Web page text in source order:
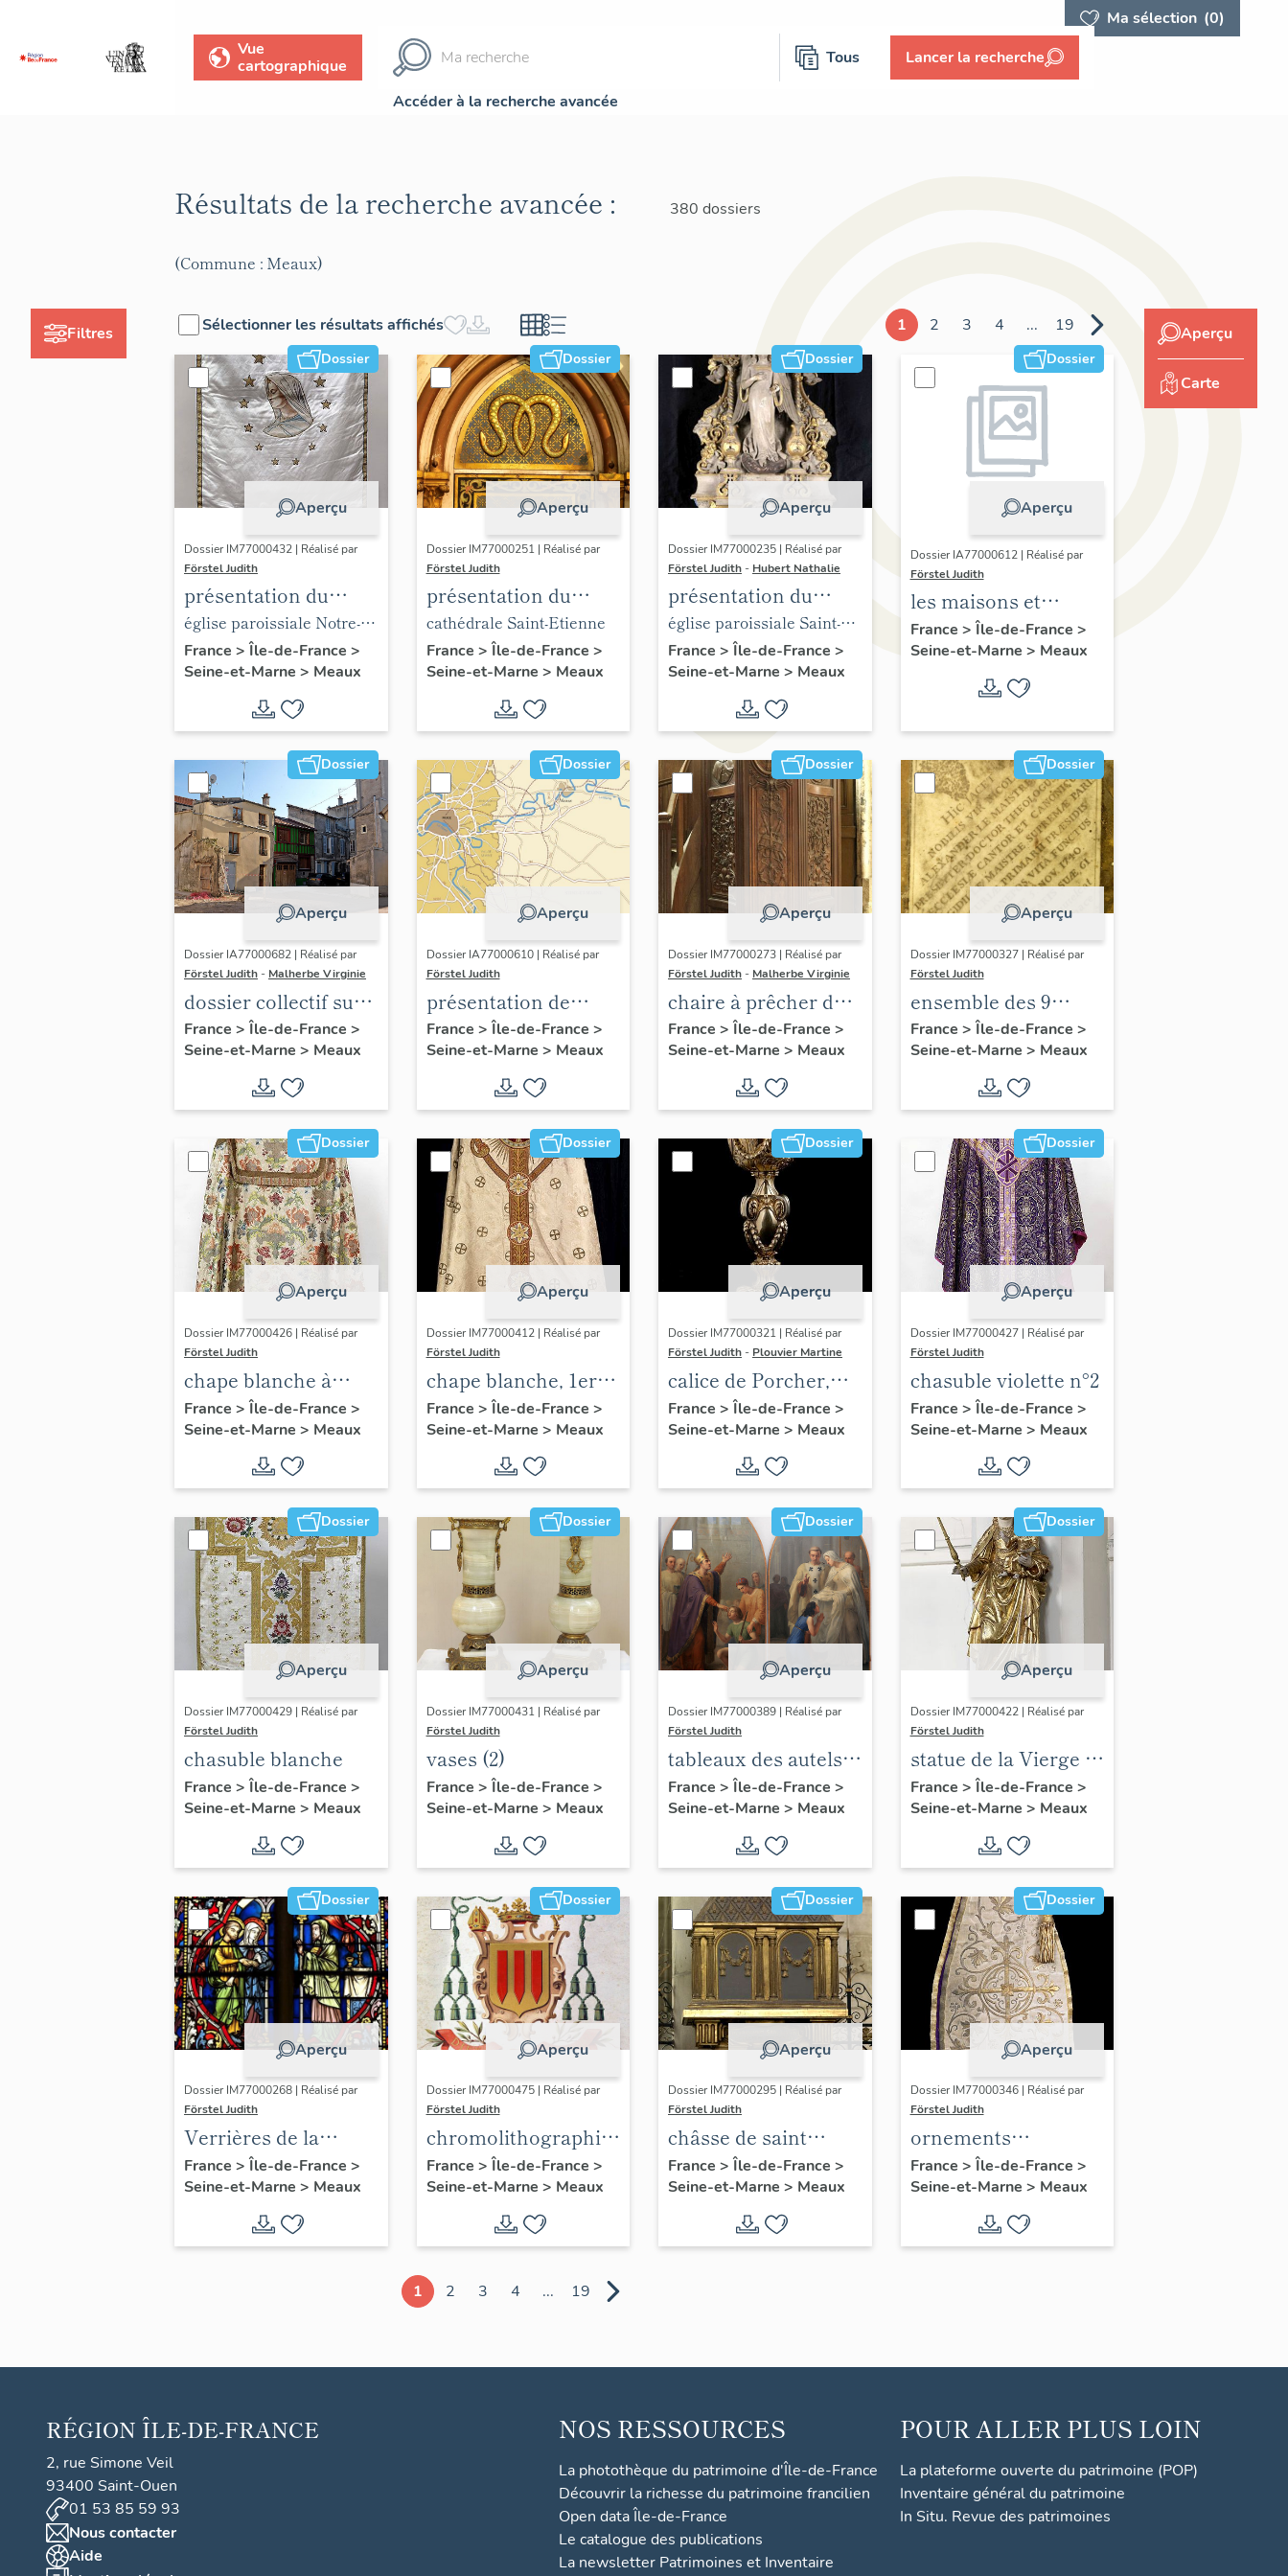
Ma sélection (0)
Vue
cartographique
Tous Lancer la recherche
Accéder à la recherche avancée
Filtres
Résultats de la recherche avancée : 380 dossiers
(Commune : Meaux)
Sélectionner les résultats affichés 1 2 3 4 ... 19
Dossier
Aperçu
Dossier IM77000432 | Réalisé par
Förstel Judith
présentation du
mobilier de l'église
paroissiale Notre-
Dame du Marché
église paroissiale Notre-
Dame du Marché
France > Île-de-France >
Seine-et-Marne > Meaux
Dossier
Aperçu
Dossier IM77000251 | Réalisé par
Förstel Judith
présentation du
mobilier de la
cathédrale de Meaux
cathédrale Saint-Etienne
France > Île-de-France >
Seine-et-Marne > Meaux
Dossier
Aperçu
Dossier IM77000235 | Réalisé par
Förstel Judith - Hubert Nathalie
présentation du
mobilier de l'église
Saint-Nicolas de
Meaux
église paroissiale Saint-
Nicolas de Meaux
France > Île-de-France >
Seine-et-Marne > Meaux
Dossier
Aperçu
Dossier IA77000612 | Réalisé par
Förstel Judith
les maisons et
immeubles de
Meaux
France > Île-de-France >
Seine-et-Marne > Meaux
Dossier
Aperçu
Dossier IA77000682 | Réalisé par
Förstel Judith - Malherbe Virginie
dossier collectif sur
les cours communes
du Faubourg Saint-
France > Île-de-France >
Seine-et-Marne > Meaux
Dossier
Aperçu
Dossier IA77000610 | Réalisé par
Förstel Judith
présentation de
l'étude du
patrimoine de
France > Île-de-France >
Seine-et-Marne > Meaux
Dossier
Aperçu
Dossier IM77000273 | Réalisé par
Förstel Judith - Malherbe Virginie
chaire à prêcher des
Trinitaires
France > Île-de-France >
Seine-et-Marne > Meaux
Dossier
Aperçu
Dossier IM77000327 | Réalisé par
Förstel Judith
ensemble des 9
dalles funéraires de
la 1ere chapelle sud
France > Île-de-France >
Seine-et-Marne > Meaux
Dossier
Aperçu
Dossier IM77000426 | Réalisé par
Förstel Judith
chape blanche à
fleurs
France > Île-de-France >
Seine-et-Marne > Meaux
Dossier
Aperçu
Dossier IM77000412 | Réalisé par
Förstel Judith
chape blanche, 1ere
moitié du 20e siècle
France > Île-de-France >
Seine-et-Marne > Meaux
Dossier
Aperçu
Dossier IM77000321 | Réalisé par
Förstel Judith - Plouvier Martine
calice de Porcher,
vers 1762
France > Île-de-France >
Seine-et-Marne > Meaux
Dossier
Aperçu
Dossier IM77000427 | Réalisé par
Förstel Judith
chasuble violette n°2
France > Île-de-France >
Seine-et-Marne > Meaux
Dossier
Aperçu
Dossier IM77000429 | Réalisé par
Förstel Judith
chasuble blanche
France > Île-de-France >
Seine-et-Marne > Meaux
Dossier
Aperçu
Dossier IM77000431 | Réalisé par
Förstel Judith
vases (2)
France > Île-de-France >
Seine-et-Marne > Meaux
Dossier
Aperçu
Dossier IM77000389 | Réalisé par
Förstel Judith
tableaux des autels
du jubé : sainte
Céline et saint Faron
France > Île-de-France >
Seine-et-Marne > Meaux
Dossier
Aperçu
Dossier IM77000422 | Réalisé par
Förstel Judith
statue de la Vierge à
l'Enfant
France > Île-de-France >
Seine-et-Marne > Meaux
Dossier
Aperçu
Dossier IM77000268 | Réalisé par
Förstel Judith
Verrières de la
chapelle axiale
France > Île-de-France >
Seine-et-Marne > Meaux
Dossier
Aperçu
Dossier IM77000475 | Réalisé par
Förstel Judith
chromolithographies
: armoiries d'évêques
et du pape Pie X
France > Île-de-France >
Seine-et-Marne > Meaux
Dossier
Aperçu
Dossier IM77000295 | Réalisé par
Förstel Judith
châsse de saint
Faron et d'autres
saints meldois
France > Île-de-France >
Seine-et-Marne > Meaux
Dossier
Aperçu
Dossier IM77000346 | Réalisé par
Förstel Judith
ornements
conservés dans les
tiroirs muraux du
Vieux Chapitre
France > Île-de-France >
Seine-et-Marne > Meaux
1 2 3 4 ... 19
Aperçu
Carte
RÉGION ÎLE-DE-FRANCE
2, rue Simone Veil
93400 Saint-Ouen
01 53 85 59 93
Nous contacter
Aide
NOS RESSOURCES
La photothèque du patrimoine d'Île-de-France
Découvrir la richesse du patrimoine francilien
Open data Île-de-France
Le catalogue des publications
La newsletter Patrimoines et Inventaire
POUR ALLER PLUS LOIN
La plateforme ouverte du patrimoine (POP)
Inventaire général du patrimoine
In Situ. Revue des patrimoines